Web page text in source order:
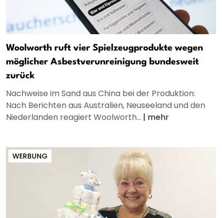
Woolworth ruft vier Spielzeugprodukte wegen
möglicher Asbestverunreinigung bundesweit
zurück
Nachweise im Sand aus China bei der Produktion:
Nach Berichten aus Australien, Neuseeland und den
Niederlanden reagiert Woolworth... | mehr
WERBUNG